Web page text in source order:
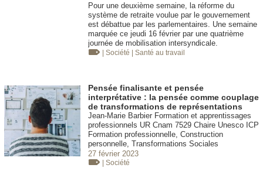
Pour une deuxième semaine, la réforme du
système de retraite voulue par le gouvernement
est débattue par les parlementaires. Une semaine
marquée ce jeudi 16 février par une quatrième
journée de mobilisation intersyndicale.
| Société | Santé au travail
Pensée finalisante et pensée
interprétative : la pensée comme couplage
de transformations de représentations
Jean-Marie Barbier Formation et apprentissages
professionnels UR Cnam 7529 Chaire Unesco ICP
Formation professionnelle, Construction
personnelle, Transformations Sociales
27 février 2023
| Société